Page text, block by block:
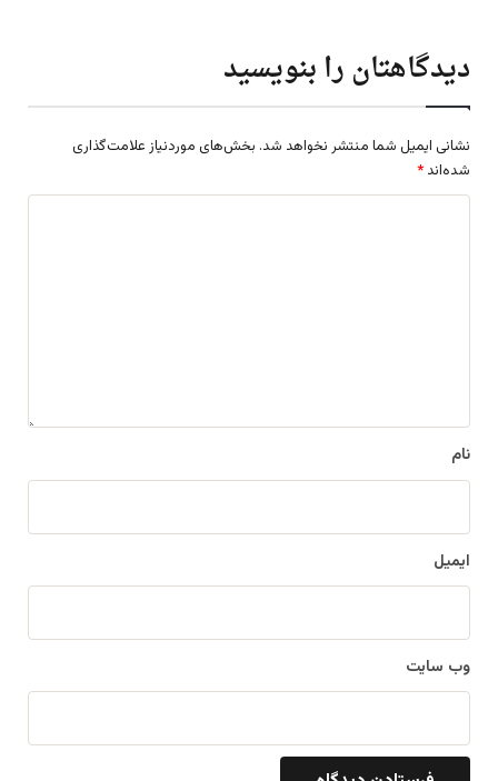
دیدگاهتان را بنویسید
نشانی ایمیل شما منتشر نخواهد شد. بخش‌های موردنیاز علامت‌گذاری
شده‌اند *
نام
ایمیل
وب‌ سایت